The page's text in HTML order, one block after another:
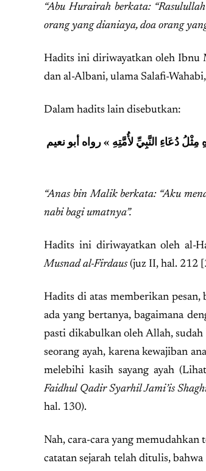
“Abu Hurairah berkata:
orang yang dianiaya, doa orang
Hadits ini diriwayatkan oleh Ibnu
dan al-Albani, ulama Salafi-
Dalam hadits lain disebutkan:
دُعَاءِ النَّبِيِّ لأُمَّتِهِ » رواه أبو نعيم
“Anas bin Malik berkata: “Aku
nabi bagi umatnya”.
Hadits ini diriwayatkan oleh al-
Musnad al-Firdaus (juz II, hal. 212
Hadits di atas memberikan
ada yang bertanya, bagaimana
pasti dikabulkan oleh Allah,
seorang ayah, karena kewajiban
melebihi kasih sayang ayah
Faidhul Qadir Syarhil Jami’is
hal. 130).
Nah, cara-cara yang memudahkan
catatan sejarah telah ditulis,